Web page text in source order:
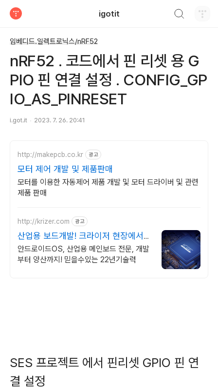
igotit
임베디드.일렉트로닉스/nRF52
nRF52 . 코드에서 핀 리셋 용 G
PIO 핀 연결 설정 . CONFIG_GP
IO_AS_PINRESET
i.got.it 2023. 7. 26. 20:41
http://makepcb.co.kr 광고
모터 제어 개발 및 제품판매
모터를 이용한 자동제어 제품 개발 및 모터 드라이버 및 관련
제품 판매
http://krizer.com 광고
산업용 보드개발! 크라이저 현장에서
검증된 안정성+신뢰
안드로이드OS, 산업용 메인보드 전문, 개발
부터 양산까지! 믿을수있는 22년기술력
SES 프로젝트 에서 핀리셋 GPIO 핀 연
결 설정